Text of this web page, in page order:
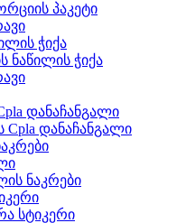
პაკეტი
ჭიქა
ნაწილის ჭიქა
დანაჩანგალი
Cpla დანაჩანგალი
ნაკრები
სტიკერი